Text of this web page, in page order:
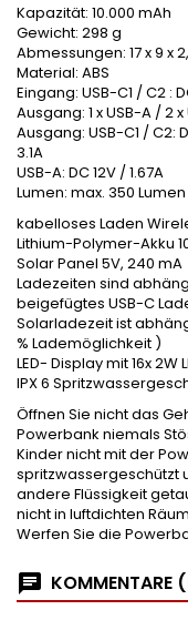
Kapazität: 10.000 mAh
Gewicht: 298 g
Abmessungen: 17 x 9 x
Material: ABS
Eingang: USB-C1 / C2 :
Ausgang: 1 x USB-A / 2 x
Ausgang: USB-C1 / C2:
3.1A
USB-A: DC 12V / 1.67A
Lumen: max. 350 Lumen
kabelloses Laden
Lithium-Polymer-Akku
Solar Panel 5V, 240 mA
Ladezeiten sind
beigefügtes USB-C
Solarladezeit ist
% Lademöglichkeit )
LED- Display mit 16x 2W
IPX 6
Öffnen Sie nicht das
Powerbank niemals
Kinder nicht mit der
spritzwassergeschützt
andere Flüssigkeit
nicht in luftdichten
Werfen Sie die
KOMMENTARE